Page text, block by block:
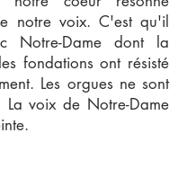
notre voix. C'est qu'il
Notre-Dame dont la
fondations ont résisté
Les orgues ne sont
La voix de Notre-Dame